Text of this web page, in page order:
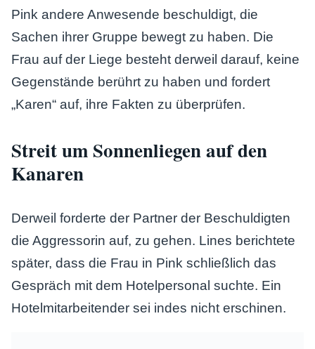
Pink andere Anwesende beschuldigt, die
Sachen ihrer Gruppe bewegt zu haben. Die
Frau auf der Liege besteht derweil darauf, keine
Gegenstände berührt zu haben und fordert
„Karen“ auf, ihre Fakten zu überprüfen.
Streit um Sonnenliegen auf den
Kanaren
Derweil forderte der Partner der Beschuldigten
die Aggressorin auf, zu gehen. Lines berichtete
später, dass die Frau in Pink schließlich das
Gespräch mit dem Hotelpersonal suchte. Ein
Hotelmitarbeitender sei indes nicht erschinen.